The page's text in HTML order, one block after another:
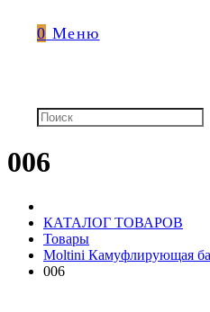
0 Меню
006
КАТАЛОГ ТОВАРОВ
Товары
Moltini Камуфлирующая
006